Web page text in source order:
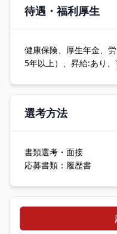
待遇・福利厚生
健康保険、厚生年金、
5年以上）、昇給:あり
選考方法
書類選考・面接
応募書類：履歴書